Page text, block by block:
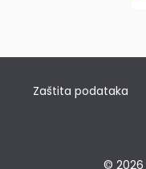
Zaštita podataka
© 2026